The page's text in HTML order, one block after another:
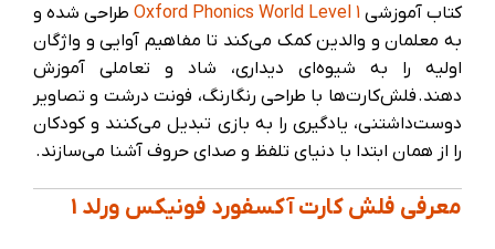
کتاب آموزشی Oxford Phonics World Level 1 طراحی شده و
به معلمان و والدین کمک می‌کند تا مفاهیم آوایی و واژگان
اولیه را به شیوه‌ای دیداری، شاد و تعاملی آموزش
دهند. فلش‌کارت‌ها با طراحی رنگارنگ، فونت درشت و تصاویر
دوست‌داشتنی، یادگیری را به بازی تبدیل می‌کنند و کودکان
را از همان ابتدا با دنیای تلفظ و صدای حروف آشنا می‌سازند.
معرفی فلش کارت آکسفورد فونیکس ورلد 1